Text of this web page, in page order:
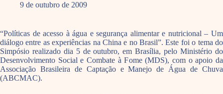
9 de outubro de 2009
“Políticas de acesso à água e segurança alimentar e nutricional – Um
diálogo entre as experiências na China e no Brasil”. Este foi o tema do
Simpósio realizado dia 5 de outubro, em Brasília, pelo Ministério do
Desenvolvimento Social e Combate à Fome (MDS), com o apoio da
Associação Brasileira de Captação e Manejo de Água de Chuva
(ABCMAC).